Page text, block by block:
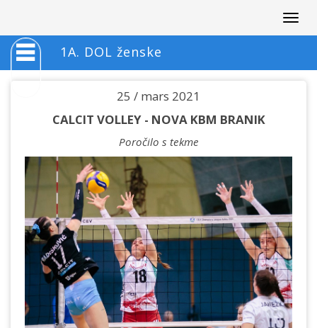
1A. DOL ženske
25 / mars 2021
CALCIT VOLLEY - NOVA KBM BRANIK
Poročilo s tekme